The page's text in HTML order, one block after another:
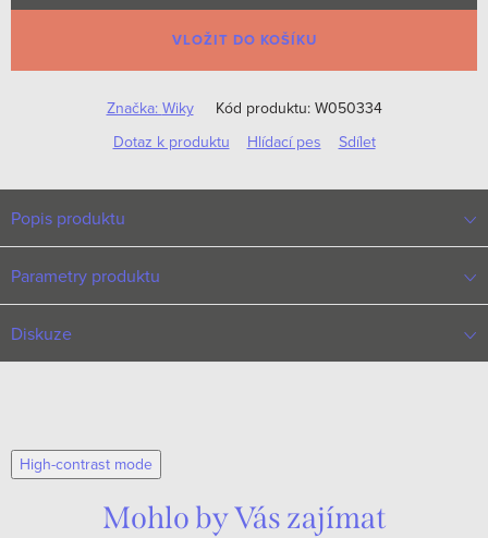
cena:
VLOŽIT DO KOŠÍKU
Značka: Wiky Kód produktu: W050334
Dotaz k produktu
Hlídací pes Sdílet
Popis produktu
Parametry produktu
Diskuze
High-contrast mode
Mohlo by Vás zajímat